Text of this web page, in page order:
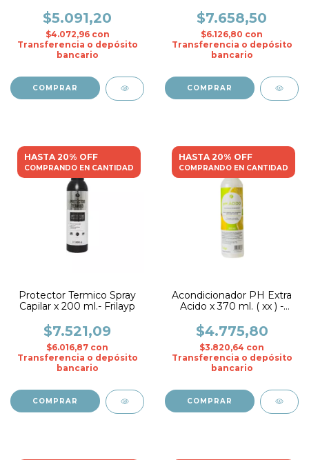
$5.091,20
$4.072,96 con
Transferencia o depósito
bancario
$7.658,50
$6.126,80 con
Transferencia o depósito
bancario
HASTA 20% OFF
COMPRANDO EN CANTIDAD
Protector Termico Spray
Capilar x 200 ml.- Frilayp
$7.521,09
$6.016,87 con
Transferencia o depósito
bancario
HASTA 20% OFF
COMPRANDO EN CANTIDAD
Acondicionador PH Extra
Acido x 370 ml. ( xx ) -
$4.775,80
$3.820,64 con
Transferencia o depósito
bancario